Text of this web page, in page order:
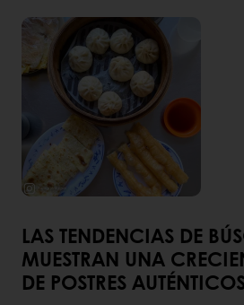
LAS TENDENCIAS DE
MUESTRAN UNA
DE POSTRES